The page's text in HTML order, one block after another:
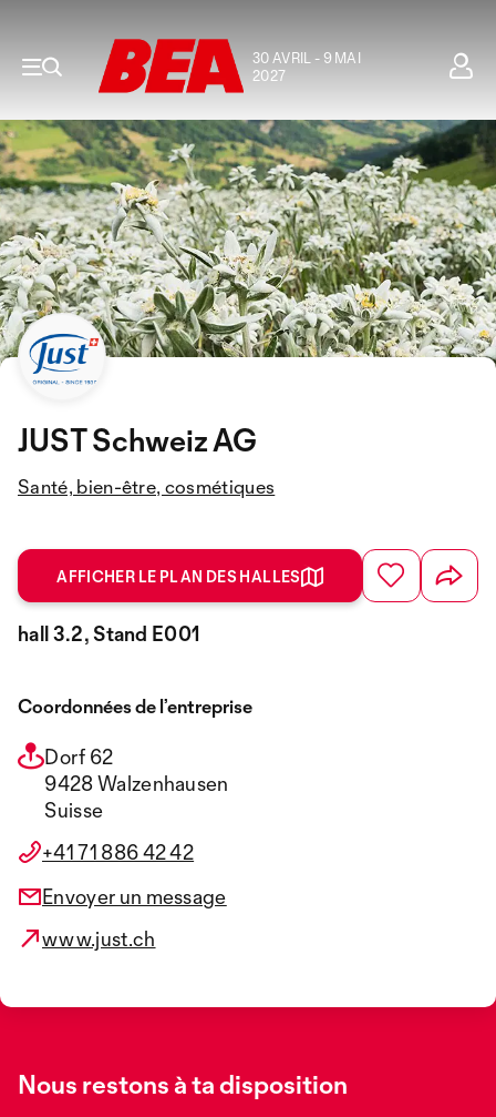
30 AVRIL - 9 MAI
2027
JUST Schweiz AG
Santé, bien-être, cosmétiques
AFFICHER LE PLAN DES HALLES
hall 3.2, Stand E001
Coordonnées de l’entreprise
Dorf 62
9428 Walzenhausen
Suisse
+41 71 886 42 42
Envoyer un message
www.just.ch
Nous restons à ta disposition